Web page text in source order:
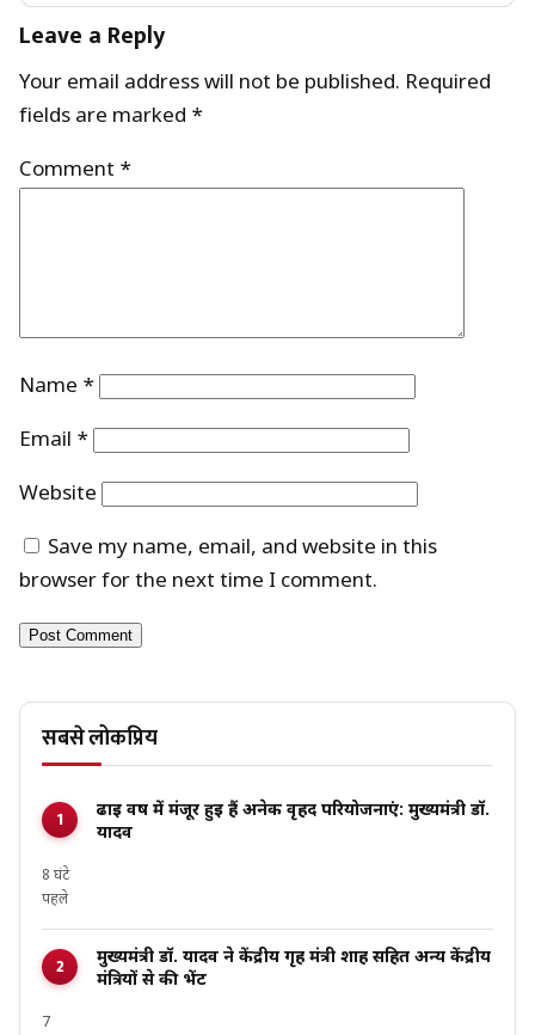
Leave a Reply
Your email address will not be published. Required
fields are marked *
Comment *
Name *
Email *
Website
Save my name, email, and website in this
browser for the next time I comment.
सबसे लोकप्रिय
ढाई वर्ष में मंजूर हुई हैं अनेक वृहद परियोजनाएं: मुख्यमंत्री डॉ.
यादव
8 घंटे
पहले
मुख्यमंत्री डॉ. यादव ने केंद्रीय गृह मंत्री शाह सहित अन्य केंद्रीय
मंत्रियों से की भेंट
7